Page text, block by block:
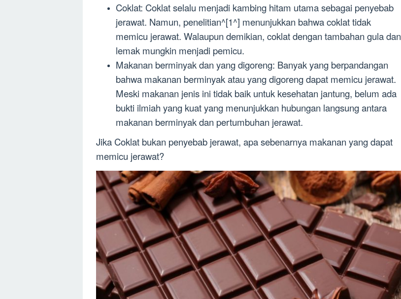
Coklat: Coklat selalu menjadi kambing hitam utama sebagai penyebab
jerawat. Namun, penelitian^[1^] menunjukkan bahwa coklat tidak
memicu jerawat. Walaupun demikian, coklat dengan tambahan gula dan
lemak mungkin menjadi pemicu.
Makanan berminyak dan yang digoreng: Banyak yang berpandangan
bahwa makanan berminyak atau yang digoreng dapat memicu jerawat.
Meski makanan jenis ini tidak baik untuk kesehatan jantung, belum ada
bukti ilmiah yang kuat yang menunjukkan hubungan langsung antara
makanan berminyak dan pertumbuhan jerawat.
Jika Coklat bukan penyebab jerawat, apa sebenarnya makanan yang dapat
memicu jerawat?